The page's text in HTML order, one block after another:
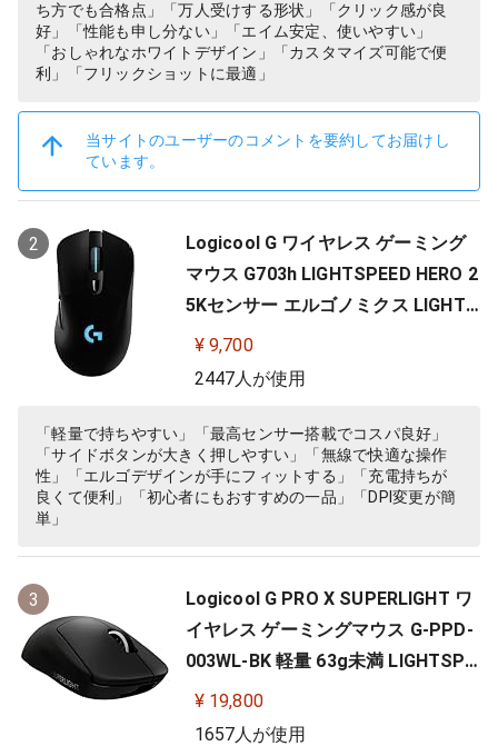
ち方でも合格点」「万人受けする形状」「クリック感が良
好」「性能も申し分ない」「エイム安定、使いやすい」
「おしゃれなホワイトデザイン」「カスタマイズ可能で便
利」「フリックショットに最適」
当サイトのユーザーのコメントを要約してお届けし
ています。
2
Logicool G ワイヤレス ゲーミング
マウス G703h LIGHTSPEED HERO 2
5Kセンサー エルゴノミクス LIGHTS
YNC RGB POWERPLAY 無線 充電 対
応 ゲーミング マウス 充電式 無線 P
内正規品 【 ファイナルファンタジ
ー XIV 推奨モデル 】
¥ 9,700
2447人が使用
「軽量で持ちやすい」「最高センサー搭載でコスパ良好」
「サイドボタンが大きく押しやすい」「無線で快適な操作
性」「エルゴデザインが手にフィットする」「充電持ちが
良くて便利」「初心者にもおすすめの一品」「DPI変更が簡
単」
3
Logicool G PRO X SUPERLIGHT ワ
イヤレス ゲーミングマウス G-PPD-
003WL-BK 軽量 63g未満 LIGHTSPE
ED HERO 25Kセンサー POWERPLA
Y 無線 充電 対応 ゲーミング マウス
¥ 19,800
1657人が使用